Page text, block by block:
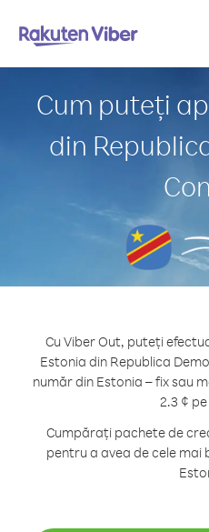
Cum puteți
din
Cu Viber Out, puteți
Estonia din Republica
număr din Estonia – fix sau
2.3 ¢
Cumpărați pachete de
pentru a avea de cele